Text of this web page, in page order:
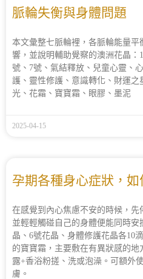
脈輪失衡與身體問題
本文彙整七脈輪裡，各脈輪能量
響，並說明輔助覺察的澳洲花晶：
號、7號、氣結釋放、兒童心靈、
護、靈性修護、意識轉化、財運
光、花霜、寶寶霜、眼膠、墨泥
2025-04-15
孕期各種身心症狀，如
在感覺到內心焦慮不安的時候，先
並輕輕觸碰自己的身體便能同時
晶、6號花晶、身體修護花晶各10
的寶寶霜，主要敷在有異狀感的
露+香浴粉搓、洗或泡澡。可額外
膚。